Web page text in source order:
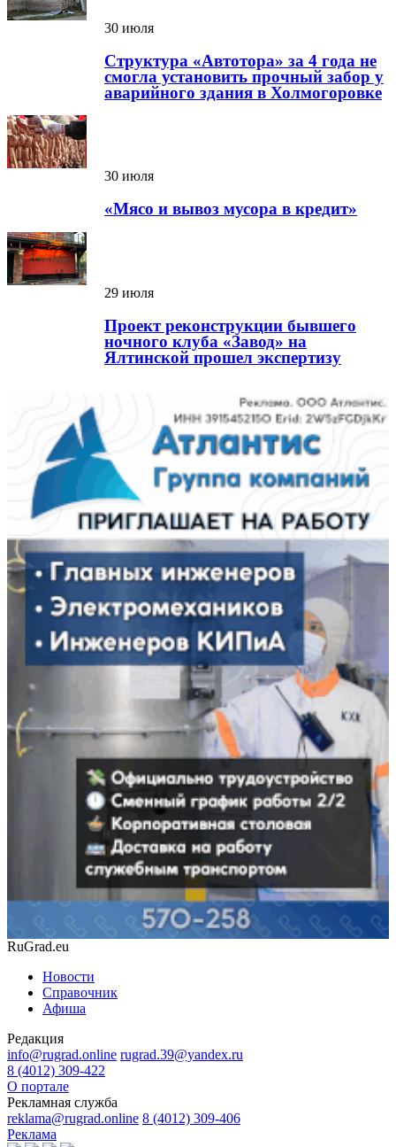
30 июля
Структура «Автотора» за 4 года не
смогла установить прочный забор у
аварийного здания в Холмогоровке
30 июля
«Мясо и вывоз мусора в кредит»
29 июля
Проект реконструкции бывшего
ночного клуба «Завод» на
Ялтинской прошел экспертизу
RuGrad.eu
Новости
Справочник
Афиша
Редакция
info@rugrad.online rugrad.39@yandex.ru
8 (4012) 309-422
О портале
Рекламная служба
reklama@rugrad.online 8 (4012) 309-406
Реклама